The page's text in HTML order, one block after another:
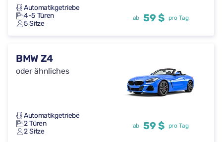
Automatikgetriebe
4-5 Türen
5 Sitze
ab 59 $ pro Tag
BMW Z4
oder ähnliches
Automatikgetriebe
2 Türen
2 Sitze
ab 59 $ pro Tag